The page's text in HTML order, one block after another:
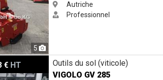
5
Autriche
Professionnel
€ HT
Outils du sol (viticole)
VIGOLO GV 285